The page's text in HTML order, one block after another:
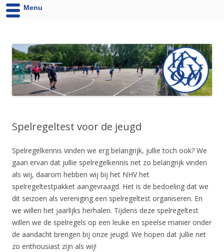
Spelregeltest voor de jeugd
Spelregelkennis vinden we erg belangrijk, jullie toch ook? We
gaan ervan dat jullie spelregelkennis net zo belangrijk vinden
als wij, daarom hebben wij bij het NHV het
spelregeltestpakket aangevraagd. Het is de bedoeling dat we
dit seizoen als vereniging een spelregeltest organiseren. En
we willen het jaarlijks herhalen. Tijdens deze spelregeltest
willen we de spelregels op een leuke en speelse manier onder
de aandacht brengen bij onze jeugd. We hopen dat jullie net
zo enthousiast zijn als wij!
Menu